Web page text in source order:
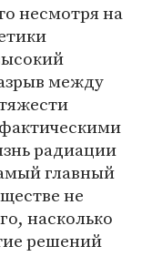
несмотря на
между
радиации
главный
не
насколько
решений